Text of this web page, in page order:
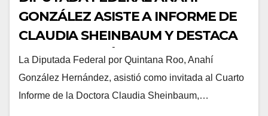
GONZÁLEZ ASISTE A INFORME DE
CLAUDIA SHEINBAUM Y DESTACA
LOGROS HISTÓRICOS Y
MUNDIALES
La Diputada Federal por Quintana Roo, Anahí
González Hernández, asistió como invitada al Cuarto
Informe de la Doctora Claudia Sheinbaum,…